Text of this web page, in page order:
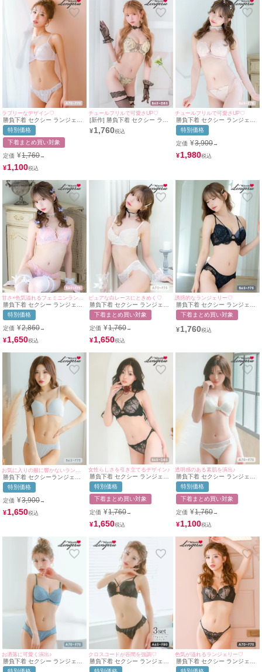
ラブリーなデザイン♡
勝負下着 セクシー ランジェリ
ー ビジューチャーム付きラブ
リー刺繍レースカップブラジャ
ー＆ショーツ2点セット
特別価格
下着まとめ買い対象
定価 ¥1,760→
¥1,100
チュールフリルで可愛さUP♡
[新作] 勝負下着 セクシー ラン
ジェリー アンティーク 花柄 刺
繍 フロントレースアップ アイ
¥1,760
チュールフリルで可愛さUP♡
勝負下着 セクシー ランジェリ
ー 小花 刺繍 チュールフリル
ブラジャー ショーツ 下着 2点
セット
特別価格
定価 ¥3,900→
¥1,980
勝負下着 セクシー ランジェリ
ー パステル マーブル バストク
ロス 脇高 ワイヤー ブラジャー
Tバックショーツ 2点セット
特別価格
定価 ¥2,860→
¥1,650
ピュアな白レースにときめく♡
勝負下着 セクシー ランジェリ
ー ヌーディー ノスタルジック
刺繍 レース ブラック 白 脇高
ブラジャー ショーツ 下着 2点
セット
下着まとめ買い対象
定価 ¥1,760→
¥1,650
誘惑的なランジェリー♡
勝負下着 セクシー ランジェリ
ー アイラッシュレース カット
アウト 脇高 ワイヤー ブルー
ト
下着まとめ買い対象
¥1,760
勝負下着 セクシーランジェリ
ー ランジェリー ブラジャー シ
ョーツ シームレス ワイヤーカ
ップ 2点セット
特別価格
定価 ¥3,900→
¥1,650
女性らしさを引き立てるデザイン♪
勝負下着 セクシー ランジェリ
ー ヌーディーカラー ブラック
シアーレース フェミニン ワイ
ヤーカップ ブラジャー ショー
ツ 2点セット
特別価格
下着まとめ買い対象
定価 ¥1,760→
¥1,650
透明感のある素肌を演出♪
勝負下着 セクシー ランジェリ
ー シアーチュール エレガント
レース 脇高 ワイヤー ホワイト
ブラジャー ショーツ 2点セッ
ト
特別価格
下着まとめ買い対象
定価 ¥1,760→
¥1,100
お洒落に可愛く演出♪
勝負下着 セクシー ランジェリ
ー 総レース パイピング サテン
クロスコードが谷間を強調♡
勝負下着 セクシー ランジェリ
ー クロスコード ケミカルレー
色気が溢れるランジェリー♡
勝負下着 セクシー ランジェリ
ー ヌーディーカラー×シアーフ